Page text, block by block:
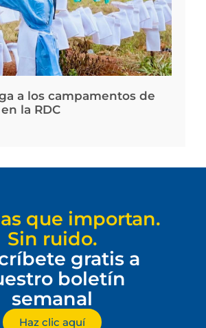
a los campamentos de
la RDC
que importan.
Sin ruido.
gratis a
boletín
semanal
Haz clic aquí